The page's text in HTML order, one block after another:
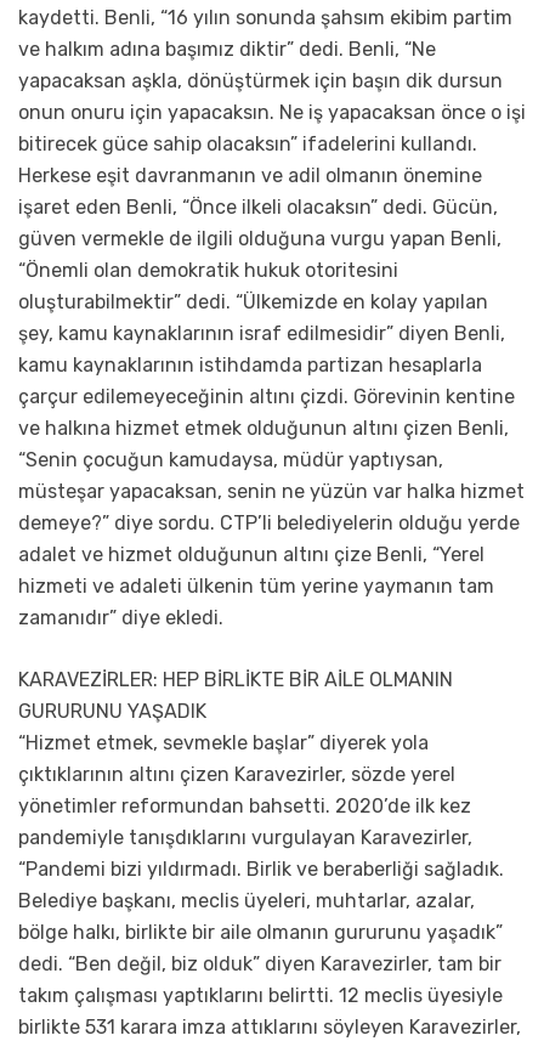
kaydetti. Benli, “16 yılın sonunda şahsım ekibim partim
ve halkım adına başımız diktir” dedi. Benli, “Ne
yapacaksan aşkla, dönüştürmek için başın dik dursun
onun onuru için yapacaksın. Ne iş yapacaksan önce o işi
bitirecek güce sahip olacaksın” ifadelerini kullandı.
Herkese eşit davranmanın ve adil olmanın önemine
işaret eden Benli, “Önce ilkeli olacaksın” dedi. Gücün,
güven vermekle de ilgili olduğuna vurgu yapan Benli,
“Önemli olan demokratik hukuk otoritesini
oluşturabilmektir” dedi. “Ülkemizde en kolay yapılan
şey, kamu kaynaklarının israf edilmesidir” diyen Benli,
kamu kaynaklarının istihdamda partizan hesaplarla
çarçur edilemeyeceğinin altını çizdi. Görevinin kentine
ve halkına hizmet etmek olduğunun altını çizen Benli,
“Senin çocuğun kamudaysa, müdür yaptıysan,
müsteşar yapacaksan, senin ne yüzün var halka hizmet
demeye?” diye sordu. CTP’li belediyelerin olduğu yerde
adalet ve hizmet olduğunun altını çize Benli, “Yerel
hizmeti ve adaleti ülkenin tüm yerine yaymanın tam
zamanıdır” diye ekledi.
KARAVEZİRLER: HEP BİRLİKTE BİR AİLE OLMANIN
GURURUNU YAŞADIK
“Hizmet etmek, sevmekle başlar” diyerek yola
çıktıklarının altını çizen Karavezirler, sözde yerel
yönetimler reformundan bahsetti. 2020’de ilk kez
pandemiyle tanışdıklarını vurgulayan Karavezirler,
“Pandemi bizi yıldırmadı. Birlik ve beraberliği sağladık.
Belediye başkanı, meclis üyeleri, muhtarlar, azalar,
bölge halkı, birlikte bir aile olmanın gururunu yaşadık”
dedi. “Ben değil, biz olduk” diyen Karavezirler, tam bir
takım çalışması yaptıklarını belirtti. 12 meclis üyesiyle
birlikte 531 karara imza attıklarını söyleyen Karavezirler,